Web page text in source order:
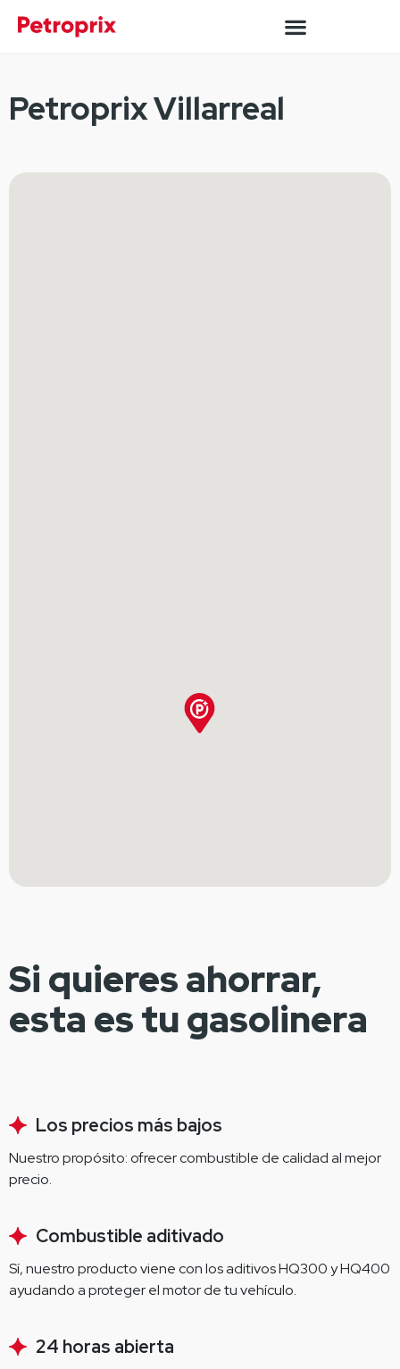
Petroprix Villarreal
Si quieres ahorrar,
esta es tu gasolinera
Los precios más bajos
Nuestro propósito: ofrecer combustible de calidad al mejor
precio.
Combustible aditivado
Sí, nuestro producto viene con los aditivos HQ300 y HQ400
ayudando a proteger el motor de tu vehículo.
24 horas abierta